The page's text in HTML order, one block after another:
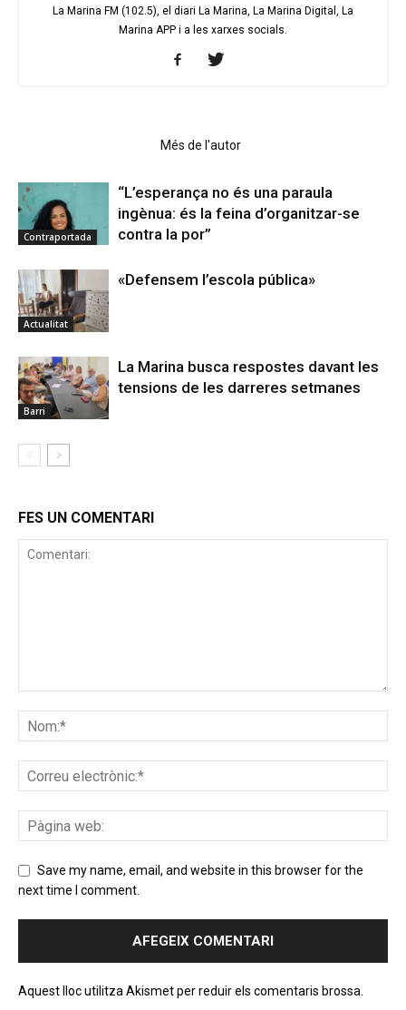
La Marina FM (102.5), el diari La Marina, La Marina Digital, La
Marina APP i a les xarxes socials.
Més de l'autor
Contraportada
“L’esperança no és una paraula
ingènua: és la feina d’organitzar-se
contra la por”
Actualitat
«Defensem l’escola pública»
Barri
La Marina busca respostes davant les
tensions de les darreres setmanes
FES UN COMENTARI
Save my name, email, and website in this browser for the
next time I comment.
Aquest lloc utilitza Akismet per reduir els comentaris brossa.